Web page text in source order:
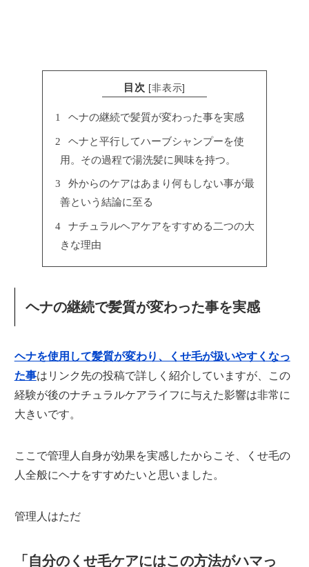
目次 [非表示]
1 ヘナの継続で髪質が変わった事を実感
2
ヘナと平行してハーブシャンプーを使
用。その過程で湯洗髪に興味を持つ。
3
外からのケアはあまり何もしない事が最
善という結論に至る
4
ナチュラルヘアケアをすすめる二つの大
きな理由
ヘナの継続で髪質が変わった事を実感
ヘナを使用して髪質が変わり、くせ毛が扱いやすくなっ
た事はリンク先の投稿で詳しく紹介していますが、この
経験が後のナチュラルケアライフに与えた影響は非常に
大きいです。
ここで管理人自身が効果を実感したからこそ、くせ毛の
人全般にヘナをすすめたいと思いました。
管理人はただ
「自分のくせ毛ケアにはこの方法がハマっ